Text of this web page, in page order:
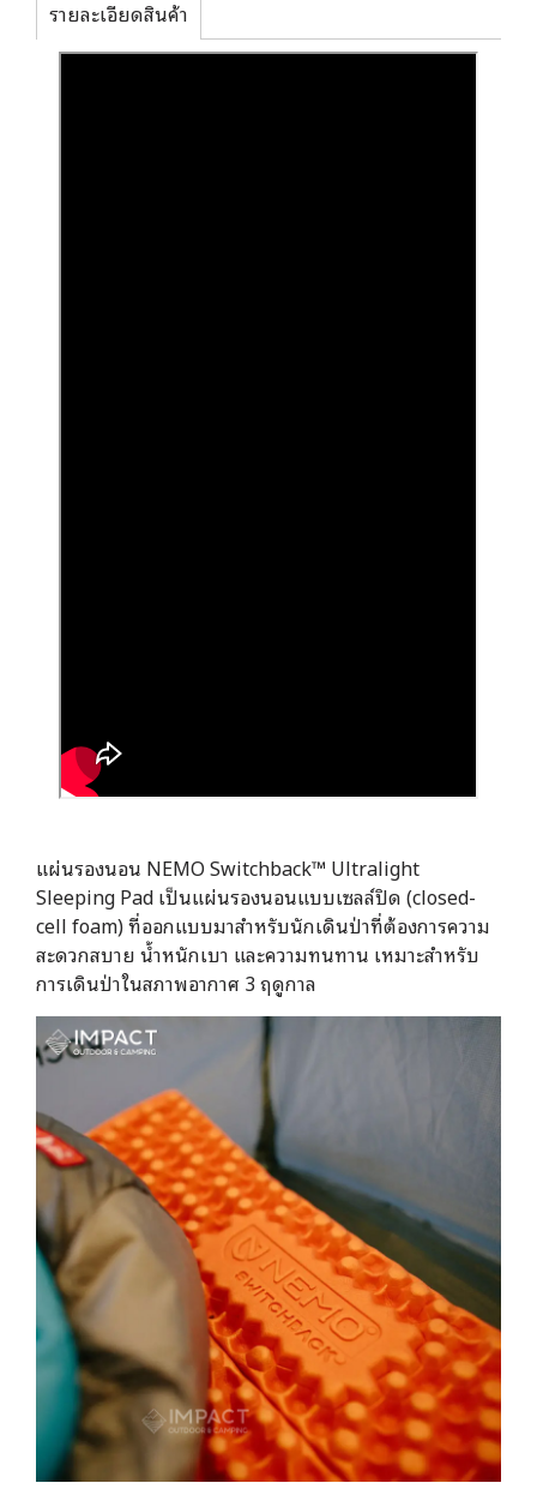
รายละเอียดสินค้า
แผ่นรองนอน NEMO Switchback™ Ultralight
Sleeping Pad เป็นแผ่นรองนอนแบบเซลล์ปิด (closed-
cell foam) ที่ออกแบบมาสำหรับนักเดินป่าที่ต้องการความ
สะดวกสบาย น้ำหนักเบา และความทนทาน เหมาะสำหรับ
การเดินป่าในสภาพอากาศ 3 ฤดูกาล